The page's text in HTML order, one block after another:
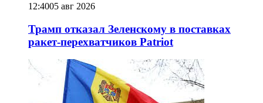
12:4005 авг 2026
Трамп отказал Зеленскому в поставках
ракет-перехватчиков Patriot